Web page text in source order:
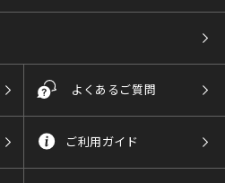
よくあるご質問
ご利用ガイド